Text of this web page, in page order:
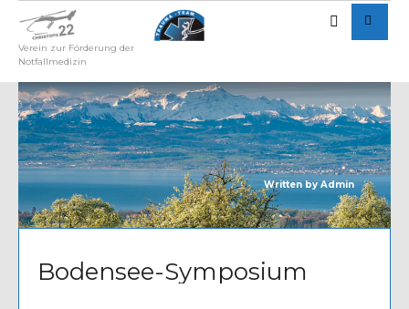
Verein zur Förderung der
Notfallmedizin
Written byAdmin
Bodensee-Symposium